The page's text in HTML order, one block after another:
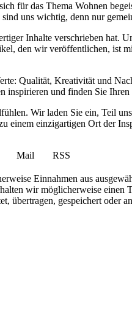
für das Thema Wohnen
uns wichtig, denn nur
Inhalte verschrieben hat.
den wir veröffentlichen, ist
Qualität, Kreativität und
und finden Sie
Wir laden Sie ein, Teil
einem einzigartigen Ort der
Mail
RSS
Einnahmen aus
wir möglicherweise einen
übertragen, gespeichert oder